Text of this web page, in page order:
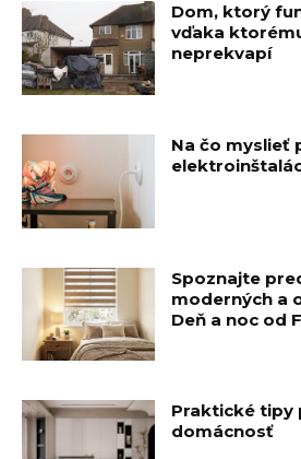
Dom, ktorý
vďaka
neprekvapí
Na čo myslieť
Spoznajte
moderných a
Deň a noc od
Praktické tipy
domácnosť